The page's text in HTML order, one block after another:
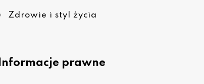
Zdrowie i styl życia
Informacje prawne